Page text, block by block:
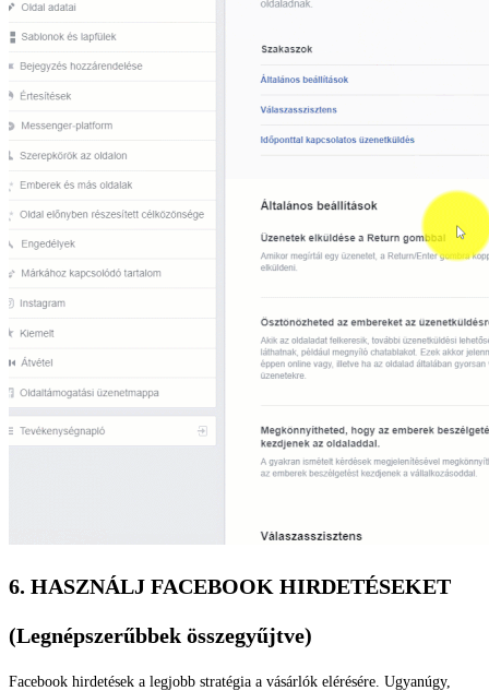
6. HASZNÁLJ FACEBOOK HIRDETÉSEKET​
(Legnépszerűbbek összegyűjtve)
Facebook hirdetések a legjobb stratégia a vásárlók elérésére. Ugyanúgy,